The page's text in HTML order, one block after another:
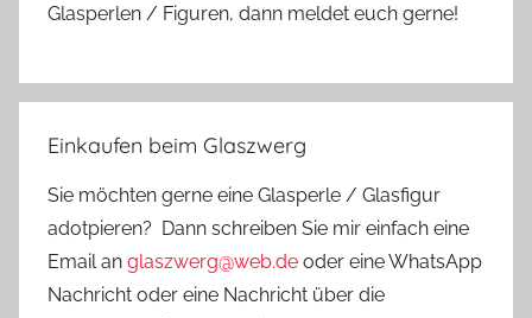
Glasperlen / Figuren, dann meldet euch gerne!
Einkaufen beim Glaszwerg
Sie möchten gerne eine Glasperle / Glasfigur
adotpieren? Dann schreiben Sie mir einfach eine
Email an glaszwerg@web.de oder eine WhatsApp
Nachricht oder eine Nachricht über die